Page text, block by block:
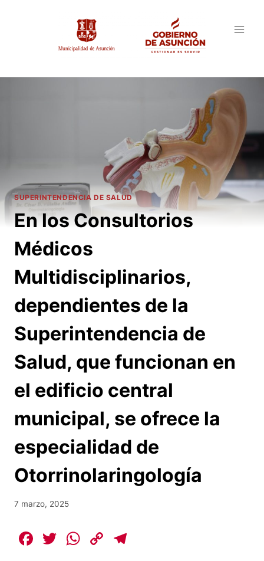
SUPERINTENDENCIA DE SALUD
En los Consultorios
Médicos
Multidisciplinarios,
dependientes de la
Superintendencia de
Salud, que funcionan en
el edificio central
municipal, se ofrece la
especialidad de
Otorrinolaringología
7 marzo, 2025
F
T
W C